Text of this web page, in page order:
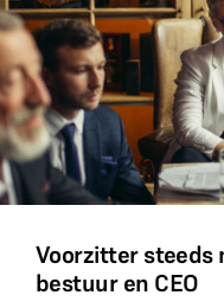
Voorzitter steeds
bestuur en CEO